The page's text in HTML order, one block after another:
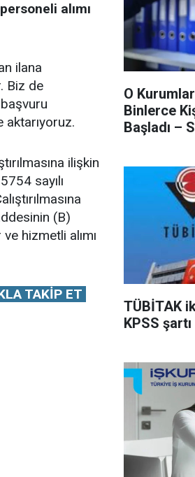
alımı
ilana
Biz de
aktarıyoruz.
ilişkin
sayılı
(B)
hizmetli alımı
TAKİP ET
O
Binlerce
Başladı –
TÜBİTAK
KPSS